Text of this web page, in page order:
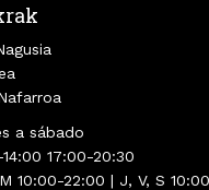
a sábado
17:00-20:30
10:00-22:00 | J, V, S